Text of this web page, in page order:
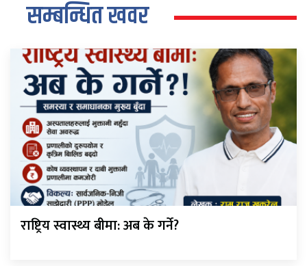
सम्बन्धित खवर
राष्ट्रिय स्वास्थ्य बीमा: अब के गर्ने?